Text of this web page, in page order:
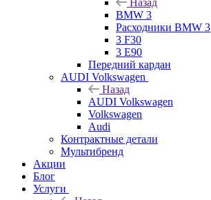
Назад
BMW 3
Расходники BMW 3
3 F30
3 E90
Передний кардан
AUDI Volkswagen
Назад
AUDI Volkswagen
Volkswagen
Audi
Контрактные детали
Мультибренд
Акции
Блог
Услуги